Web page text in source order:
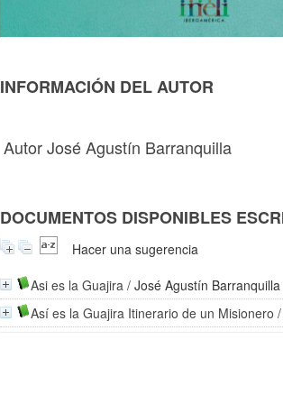
INFORMACIÓN DEL AUTOR
Autor José Agustín Barranquilla
DOCUMENTOS DISPONIBLES
Hacer una sugerencia
Asi es la Guajira /José Agustín Barranquilla
Así es la Guajira Itinerario de un Misionero